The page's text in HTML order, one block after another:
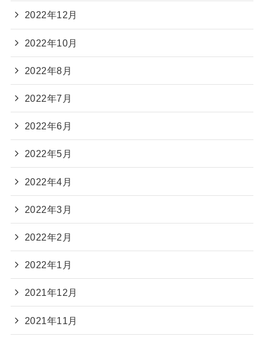
2022年12月
2022年10月
2022年8月
2022年7月
2022年6月
2022年5月
2022年4月
2022年3月
2022年2月
2022年1月
2021年12月
2021年11月